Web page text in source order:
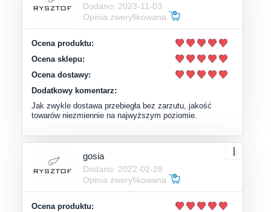
Dodano: 2023-11-03
Opinia zweryfikowana
Ocena produktu:
Ocena sklepu:
Ocena dostawy:
Dodatkowy komentarz:
Jak zwykle dostawa przebiegła bez zarzutu, jakość
towarów niezmiennie na najwyższym poziomie.
gosia
Dodano: 2022-02-28
Opinia zweryfikowana
Ocena produktu: